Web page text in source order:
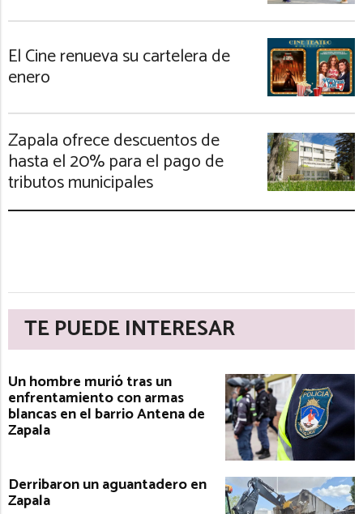
El Cine renueva su cartelera de
enero
Zapala ofrece descuentos de
hasta el 20% para el pago de
tributos municipales
TE PUEDE INTERESAR
Un hombre murió tras un
enfrentamiento con armas
blancas en el barrio Antena de
Zapala
Derribaron un aguantadero en
Zapala